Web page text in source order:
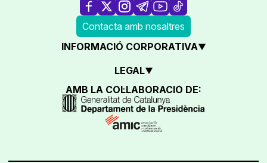
Contacta amb nosaltres
INFORMACIÓ CORPORATIVA
LEGAL
AMB LA COL·LABORACIÓ DE: